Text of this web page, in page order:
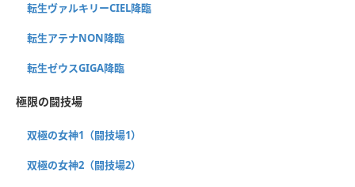
転生ヴァルキリーCIEL降臨
転生アテナNON降臨
転生ゼウスGIGA降臨
極限の闘技場
双極の女神1（闘技場1）
双極の女神2（闘技場2）